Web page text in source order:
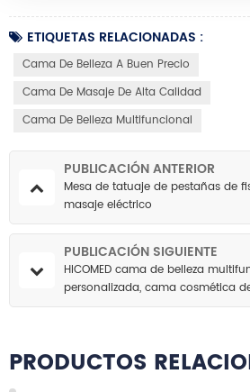
ETIQUETAS RELACIONADAS :
Cama De Belleza A Buen Precio
Cama De Masaje De Alta Calidad
Cama De Belleza Multifuncional
PUBLICACIÓN ANTERIOR
Mesa de tatuaje de pestañas de
masaje eléctrico
PUBLICACIÓN SIGUIENTE
HICOMED cama de belleza
personalizada, cama cosmética
salón, mesa de masaje, sillas
PRODUCTOS